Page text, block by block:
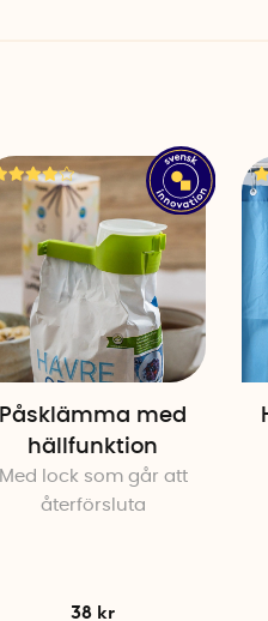
Påsklämma med
hällfunktion
Med lock som går att
återförsluta
38 kr